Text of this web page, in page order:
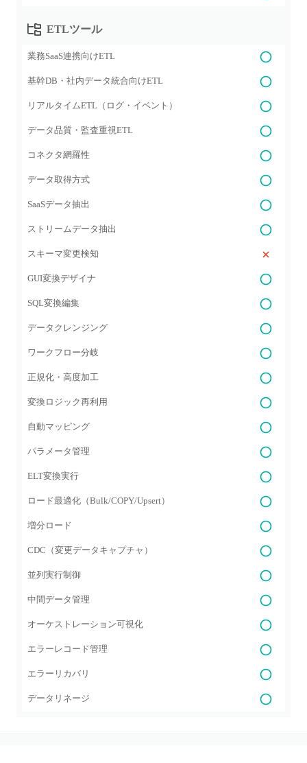
ETLツール
業務SaaS連携向けETL
基幹DB・社内データ統合向けETL
リアルタイムETL（ログ・イベント）
データ品質・監査重視ETL
コネクタ網羅性
データ取得方式
SaaSデータ抽出
ストリームデータ抽出
スキーマ変更検知
GUI変換デザイナ
SQL変換編集
データクレンジング
ワークフロー分岐
正規化・高度加工
変換ロジック再利用
自動マッピング
パラメータ管理
ELT変換実行
ロード最適化（Bulk/COPY/Upsert）
増分ロード
CDC（変更データキャプチャ）
並列実行制御
中間データ管理
オーケストレーション可視化
エラーレコード管理
エラーリカバリ
データリネージ